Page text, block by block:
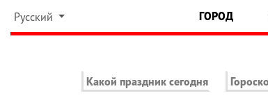
Русский ГОРОД
Какой праздник сегодня